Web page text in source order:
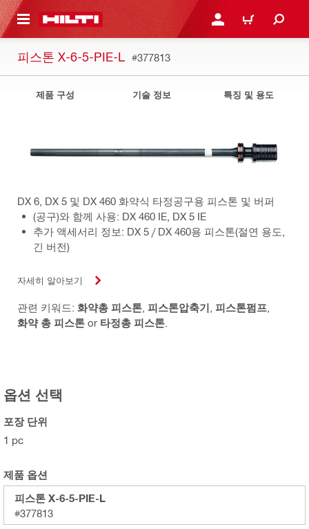
으로 건너뛰기 로그인 또는 회원가입
장바구니
피스톤 X-6-5-PIE-L #377813
제품 구성 기술 정보 특징 및 용도
DX 6, DX 5 및 DX 460 화약식 타정공구용 피스톤 및 버퍼
(공구)와 함께 사용: DX 460 IE, DX 5 IE
추가 액세서리 정보: DX 5 / DX 460용 피스톤(절연 용도,
긴 버전)
자세히 알아보기
관련 키워드: 화약총 피스톤 피스톤압축기 피스톤펌프
화약 총 피스톤 or 타정총 피스톤
옵션 선택
포장 단위
1 pc
제품 옵션
피스톤 X-6-5-PIE-L
#377813